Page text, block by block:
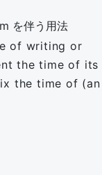
を伴う用法
of writing or
the time of its
the time of (an